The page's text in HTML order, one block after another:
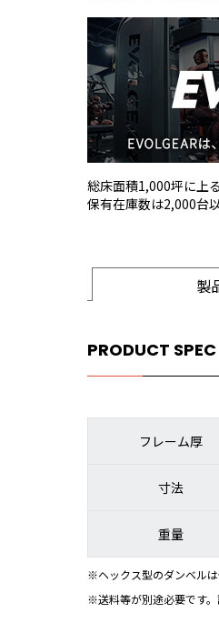
総床面積1,000坪に上
保有在庫数は2,000台
製
PRODUCT SPEC
フレーム厚
寸法
重量
※ヘックス型のダンベル
※送料等が別途必要です。